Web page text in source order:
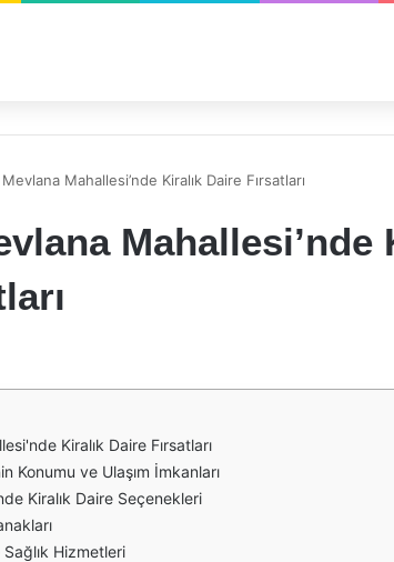
Mahallesi’nde Kiralık Daire Fırsatları
Mahallesi’nde
Kiralık Daire Fırsatları
Konumu ve Ulaşım İmkanları
Kiralık Daire Seçenekleri
Hizmetleri